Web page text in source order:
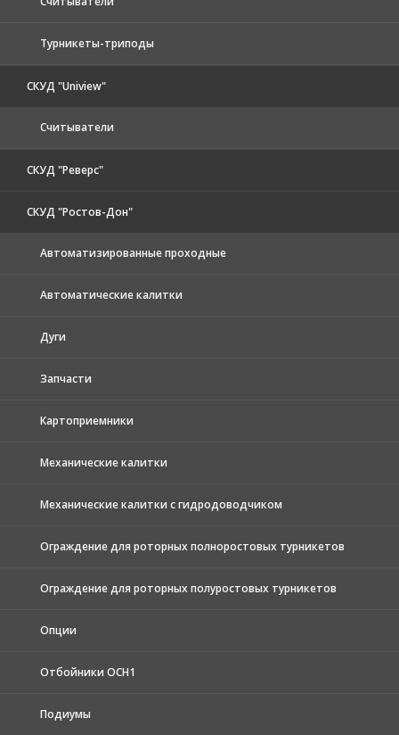
Турникеты-триподы
СКУД "Uniview"
Считыватели
СКУД "Реверс"
СКУД "Ростов-Дон"
Автоматизированные проходные
Автоматические калитки
Дуги
Запчасти
Картоприемники
Механические калитки
Механические калитки с гидродоводчиком
Ограждение для роторных полноростовых турникетов
Ограждение для роторных полуростовых турникетов
Опции
Отбойники ОСН1
Подиумы